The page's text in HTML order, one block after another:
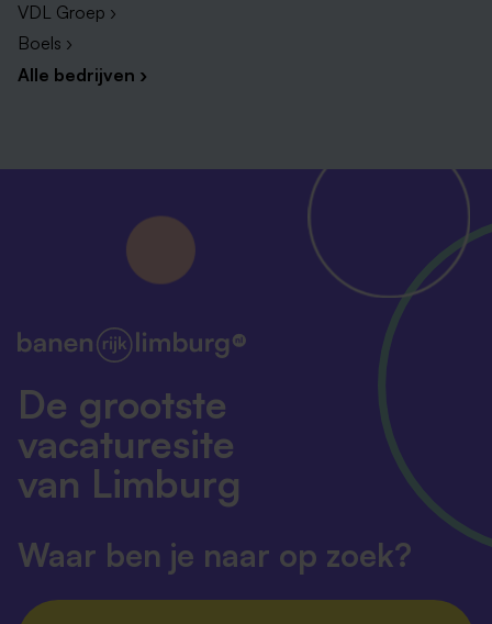
VDL Groep ›
Boels ›
Alle bedrijven ›
De grootste
vacaturesite
van Limburg
Waar ben je naar op zoek?